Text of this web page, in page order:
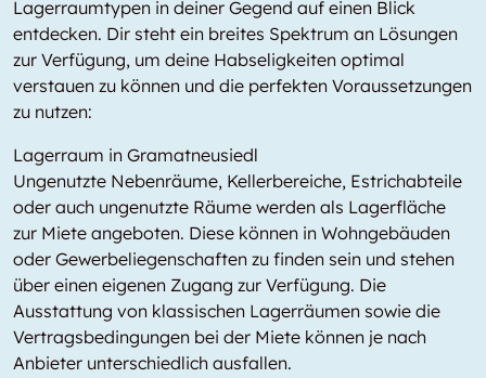
Lagerraumtypen in deiner Gegend auf einen Blick
entdecken. Dir steht ein breites Spektrum an Lösungen
zur Verfügung, um deine Habseligkeiten optimal
verstauen zu können und die perfekten Voraussetzungen
zu nutzen:
Lagerraum in Gramatneusiedl
Ungenutzte Nebenräume, Kellerbereiche, Estrichabteile
oder auch ungenutzte Räume werden als Lagerfläche
zur Miete angeboten. Diese können in Wohngebäuden
oder Gewerbeliegenschaften zu finden sein und stehen
über einen eigenen Zugang zur Verfügung. Die
Ausstattung von klassischen Lagerräumen sowie die
Vertragsbedingungen bei der Miete können je nach
Anbieter unterschiedlich ausfallen.